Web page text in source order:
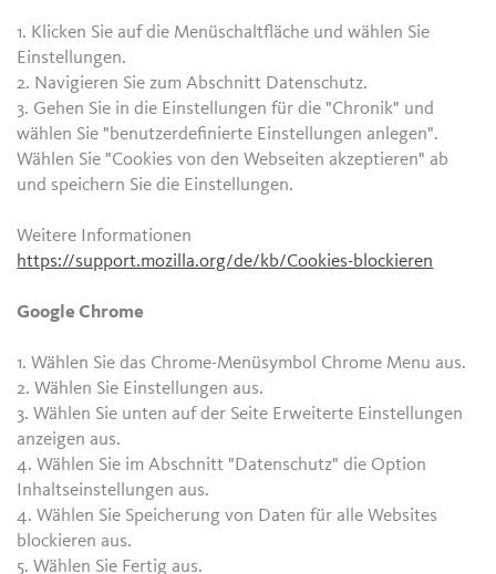
1. Klicken Sie auf die Menüschaltfläche und wählen Sie
Einstellungen.
2. Navigieren Sie zum Abschnitt Datenschutz.
3. Gehen Sie in die Einstellungen für die "Chronik" und
wählen Sie "benutzerdefinierte Einstellungen anlegen".
Wählen Sie "Cookies von den Webseiten akzeptieren" ab
und speichern Sie die Einstellungen.
Weitere Informationen
https://support.mozilla.org/de/kb/Cookies-blockieren
Google Chrome
1. Wählen Sie das Chrome-Menüsymbol Chrome Menu aus.
2. Wählen Sie Einstellungen aus.
3. Wählen Sie unten auf der Seite Erweiterte Einstellungen
anzeigen aus.
4. Wählen Sie im Abschnitt "Datenschutz" die Option
Inhaltseinstellungen aus.
4. Wählen Sie Speicherung von Daten für alle Websites
blockieren aus.
5. Wählen Sie Fertig aus.